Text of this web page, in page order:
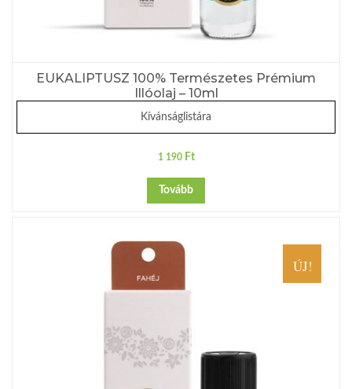
EUKALIPTUSZ 100% Természetes Prémium
Illóolaj – 10ml
Kívánságlistára
1 190 Ft
Tovább
ÚJ!